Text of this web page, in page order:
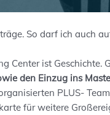
So darf ich auch
Center ist Geschichte.
den Einzug ins
PLUS-
für weitere